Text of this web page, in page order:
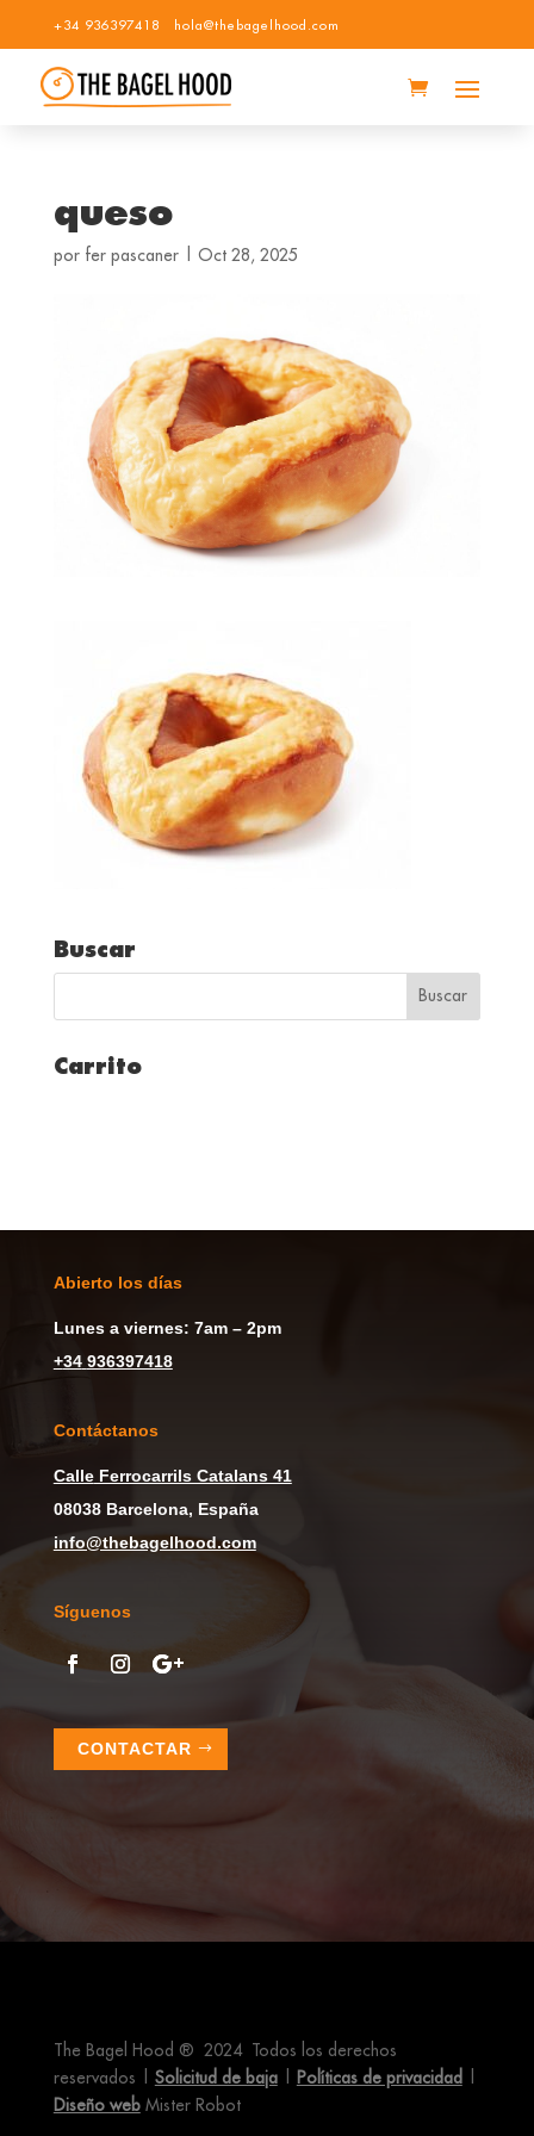
+34 936397418 hola@thebagelhood.com
queso
por fer pascaner| Oct 28, 2025
Buscar
Carrito
Abierto los días
Lunes a viernes: 7am – 2pm
+34 936397418
Contáctanos
CalleFerrocarrils Catalans 41
08038 Barcelona, España
info@thebagelhood.com
Síguenos
CONTACTAR
The Bagel Hood ® 2024 Todos los derechos
reservados | Solicitud de baja| Políticas de privacidad
Diseño webMister Robot